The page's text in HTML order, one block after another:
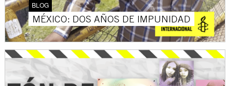
BLOG
MÉXICO: DOS AÑOS DE IMPUNIDAD